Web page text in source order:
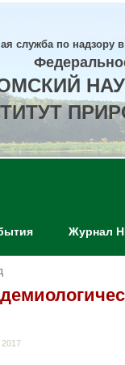
служба по надзору
Журнал
2017